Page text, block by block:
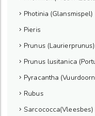
Photinia (Glansmispel)
Pieris
Prunus (Laurierprunus)
Prunus lusitanica
Pyracantha
Rubus
Sarcococca(Vleesbes)